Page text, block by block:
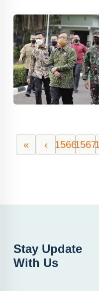
« ‹ 15661567
Stay Update
With Us